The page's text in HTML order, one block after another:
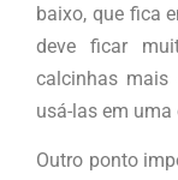
baixo, que fica
deve ficar
calcinhas mais
usá-las em
Outro ponto